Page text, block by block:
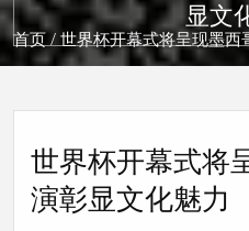
显文
首页 / 世界杯开幕式将呈现墨西
世界杯开幕式将
演彰显文化魅力